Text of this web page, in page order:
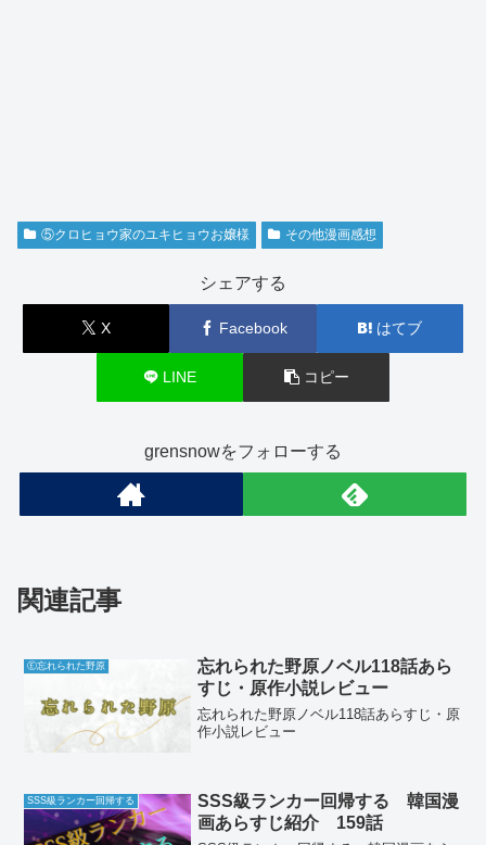
⑤クロヒョウ家のユキヒョウお嬢様 その他漫画感想
シェアする
X Facebook はてブ
LINE コピー
grensnowをフォローする
関連記事
Ⓔ忘れられた野原
忘れられた野原ノベル118話あら
すじ・原作小説レビュー
忘れられた野原ノベル118話あらすじ・原
作小説レビュー
SSS級ランカー回帰する
SSS級ランカー回帰する 韓国漫
画あらすじ紹介 159話